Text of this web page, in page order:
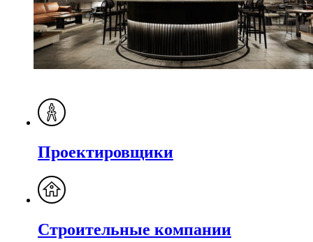
Проектировщики
Строительные компании